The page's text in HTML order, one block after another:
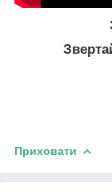
Приховати